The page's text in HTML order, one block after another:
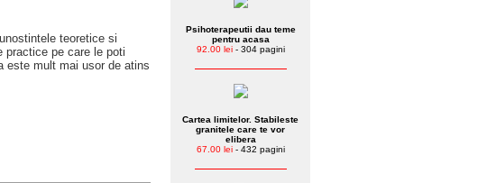
teoretice si
practice pe care le poti
este mult mai usor de atins
Psihoterapeutii dau teme
pentru acasa
92.00 lei- 304 pagini
Cartea limitelor. Stabileste
granitele care te vor
elibera
67.00 lei- 432 pagini